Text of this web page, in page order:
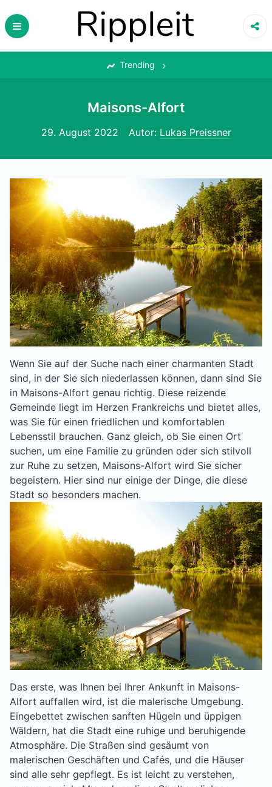
to
content
Trending
Maisons-Alfort
29. August 2022 Autor: Lukas Preissner
Wenn Sie auf der Suche nach einer charmanten Stadt
sind, in der Sie sich niederlassen können, dann sind Sie
in Maisons-Alfort genau richtig. Diese reizende
Gemeinde liegt im Herzen Frankreichs und bietet alles,
was Sie für einen friedlichen und komfortablen
Lebensstil brauchen. Ganz gleich, ob Sie einen Ort
suchen, um eine Familie zu gründen oder sich stilvoll
zur Ruhe zu setzen, Maisons-Alfort wird Sie sicher
begeistern. Hier sind nur einige der Dinge, die diese
Stadt so besonders machen.
Das erste, was Ihnen bei Ihrer Ankunft in Maisons-
Alfort auffallen wird, ist die malerische Umgebung.
Eingebettet zwischen sanften Hügeln und üppigen
Wäldern, hat die Stadt eine ruhige und beruhigende
Atmosphäre. Die Straßen sind gesäumt von
malerischen Geschäften und Cafés, und die Häuser
sind alle sehr gepflegt. Es ist leicht zu verstehen,